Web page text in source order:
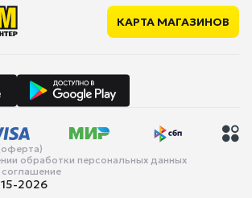
для
КАРТА МАГАЗИНОВ
обработки персональных данных
2026